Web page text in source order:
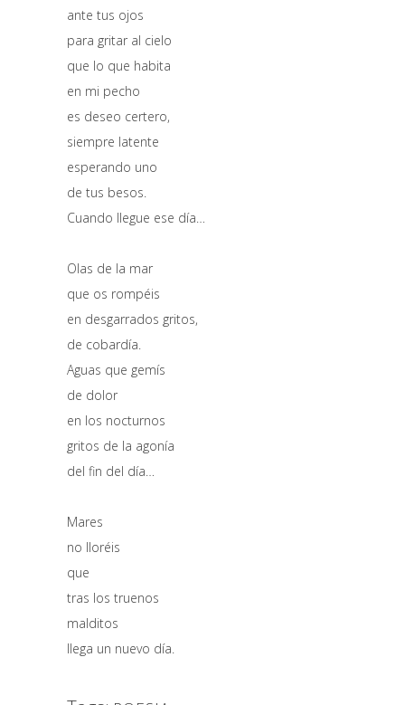
ante tus ojos
para gritar al cielo
que lo que habita
en mi pecho
es deseo certero,
siempre latente
esperando uno
de tus besos.
Cuando llegue ese día…
Olas de la mar
que os rompéis
en desgarrados gritos,
de cobardía.
Aguas que gemís
de dolor
en los nocturnos
gritos de la agonía
del fin del día…
Mares
no lloréis
que
tras los truenos
malditos
llega un nuevo día.